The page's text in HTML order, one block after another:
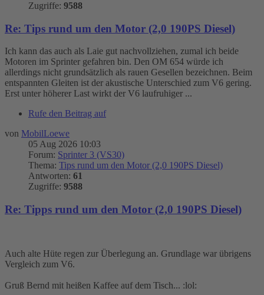
Zugriffe: 9588
Re: Tips rund um den Motor (2,0 190PS Diesel)
Ich kann das auch als Laie gut nachvollziehen, zumal ich beide
Motoren im Sprinter gefahren bin. Den OM 654 würde ich
allerdings nicht grundsätzlich als rauen Gesellen bezeichnen. Beim
entspannten Gleiten ist der akustische Unterschied zum V6 gering.
Erst unter höherer Last wirkt der V6 laufruhiger ...
Rufe den Beitrag auf
von MobilLoewe
05 Aug 2026 10:03
Forum: Sprinter 3 (VS30)
Thema: Tips rund um den Motor (2,0 190PS Diesel)
Antworten: 61
Zugriffe: 9588
Re: Tipps rund um den Motor (2,0 190PS Diesel)
Auch alte Hüte regen zur Überlegung an. Grundlage war übrigens
Vergleich zum V6.
Gruß Bernd mit heißen Kaffee auf dem Tisch... :lol: